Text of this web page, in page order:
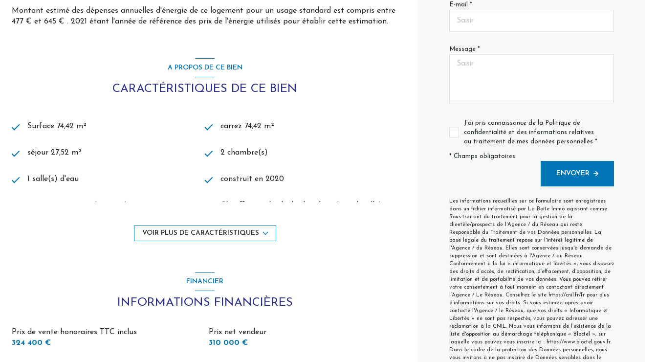
Montant estimé des dépenses annuelles d'énergie de ce logement pour un usage standard est compris entre
477 € et 645 € . 2021 étant l'année de référence des prix de l'énergie utilisés pour établir cette estimation.
A PROPOS DE CE BIEN
CARACTÉRISTIQUES DE CE BIEN
Surface 74,42 m² carrez 74,42 m²
séjour 27,52 m² 2 chambre(s)
1 salle(s) d'eau construit en 2020
1 niveau(x)
interphone
VOIR PLUS DE CARACTÉRISTIQUES
FINANCIER
INFORMATIONS FINANCIÈRES
Prix de vente honoraires TTC inclus
324 400 €
Prix net vendeur
310 000 €
E-mail *
Message *
J'ai pris connaissance de la Politique de
confidentialité et des informations relatives
au traitement de mes données personnelles *
* Champs obligatoires
ENVOYER
Les informations recueillies sur ce formulaire sont enregistrées
dans un fichier informatisé par La Boite Immo agissant comme
Sous-traitant du traitement pour la gestion de la
clientèle/prospects de l'Agence / du Réseau qui reste
Responsable du Traitement de vos Données personnelles. La
base légale du traitement repose sur l'intérêt légitime de
l'Agence / du Réseau. Elles sont conservées jusqu'à demande de
suppression et sont destinées à l'Agence / au Réseau.
Conformément à la loi « informatique et libertés », vous disposez
des droits d’accès, de rectification, d’effacement, d’opposition, de
limitation et de portabilité de vos données. Vous pouvez retirer
votre consentement à tout moment en contactant directement
l’Agence / Le Réseau. Consultez le site https://cnil.fr/frpour plus
d’informations sur vos droits. Si vous estimez, après avoir
contacté l'Agence / le Réseau, que vos droits « Informatique et
Libertés » ne sont pas respectés, vous pouvez adresser une
réclamation à la CNIL. Nous vous informons de l’existence de la
liste d'opposition au démarchage téléphonique « Bloctel », sur
laquelle vous pouvez vous inscrire ici : https://www.bloctel.gouv.fr.
Dans le cadre de la protection des Données personnelles, nous
vous invitons à ne pas inscrire de Données sensibles dans le